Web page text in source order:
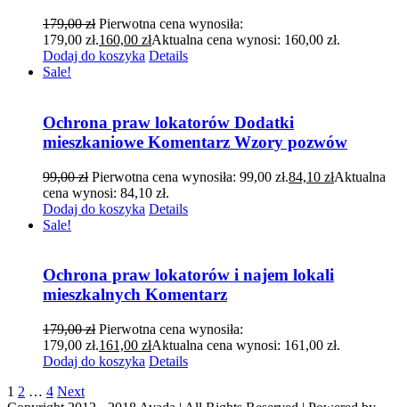
179,00zł Pierwotna cena wynosiła:
179,00 zł.160,00 złAktualna cena wynosi: 160,00 zł.
Dodaj do koszyka Details
Sale!
Ochrona praw lokatorów Dodatki
mieszkaniowe Komentarz Wzory pozwów
99,00zł Pierwotna cena wynosiła: 99,00 zł.84,10 złAktualna
cena wynosi: 84,10 zł.
Dodaj do koszyka Details
Sale!
Ochrona praw lokatorów i najem lokali
mieszkalnych Komentarz
179,00zł Pierwotna cena wynosiła:
179,00 zł.161,00 złAktualna cena wynosi: 161,00 zł.
Dodaj do koszyka Details
1 2 … 4 Next